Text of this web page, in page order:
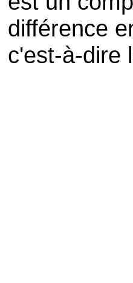
différence
c'est-à-dire